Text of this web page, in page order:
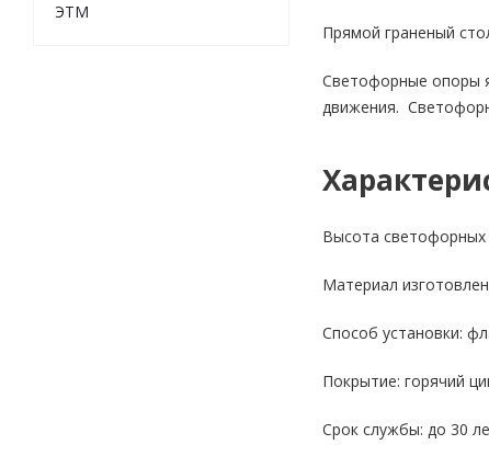
Прямой граненый
Светофорные опоры
движения.
Высота
Материал
Способ установки:
Покрытие: горячий
Срок службы: до 30
ЭТМ